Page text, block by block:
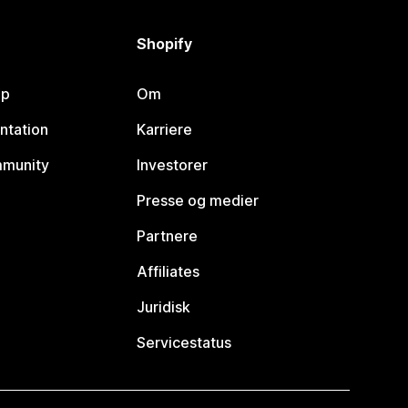
Shopify
Om
Karriere
Investorer
Presse og medier
Partnere
Affiliates
Juridisk
Servicestatus